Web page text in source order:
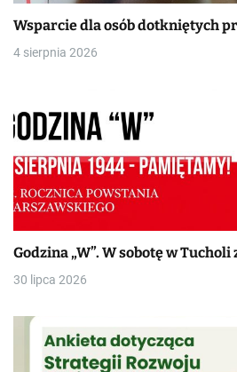
Wsparcie dla osób dotkniętych
4 sierpnia 2026
Godzina „W”. W sobotę w
30 lipca 2026